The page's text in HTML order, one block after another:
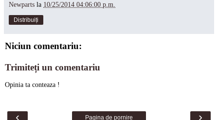
Newparts la 10/25/2014 04:06:00 p.m.
Distribuiți
Niciun comentariu:
Trimiteți un comentariu
Opinia ta conteaza !
‹ ›
Pagina de pornire